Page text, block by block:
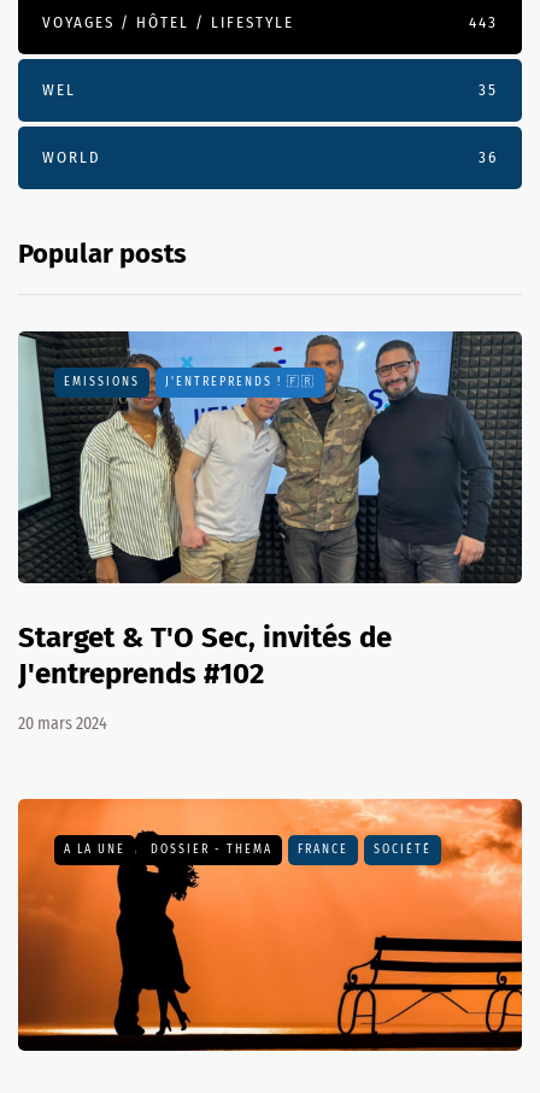
VOYAGES / HÔTEL / LIFESTYLE 443
WEL 35
WORLD 36
Popular posts
EMISSIONS J'ENTREPRENDS ! 🇫🇷
Starget & T'O Sec, invités de
J'entreprends #102
20 mars 2024
A LA UNE DOSSIER - THEMA FRANCE SOCIÉTÉ